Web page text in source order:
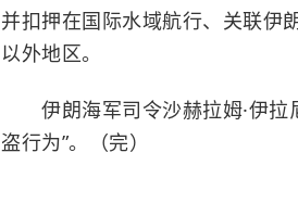
并扣押在国际水域航行、关联伊
以外地区。
伊朗海军司令沙赫拉姆·伊拉
盗行为”。（完）